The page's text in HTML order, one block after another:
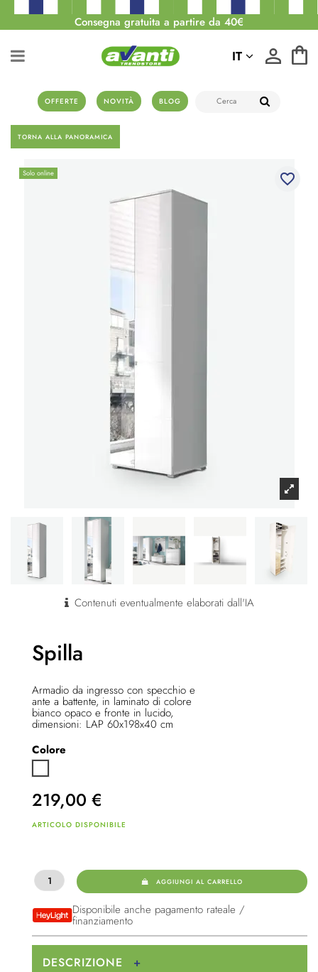
Consegna gratuita a partire da 40€
OFFERTE NOVITÀ BLOG
IT
TORNA ALLA PANORAMICA
Solo online favorite_border
Contenuti eventualmente elaborati dall'IA
Spilla
Armadio da ingresso con specchio e
ante a battente, in laminato di colore
bianco opaco e fronte in lucido,
dimensioni: LAP 60x198x40 cm
Colore
219,00 €
ARTICOLO DISPONIBILE
AGGIUNGI AL CARRELLO
Disponibile anche pagamento rateale /
finanziamento
DESCRIZIONE